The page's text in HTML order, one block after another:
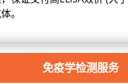
。
免疫学检测服务